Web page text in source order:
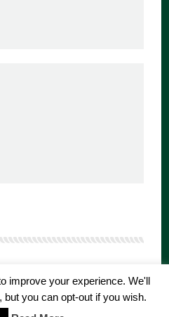
en del afKFUM-Spejderne i
improve your experience. We'll
you can opt-out if you wish.